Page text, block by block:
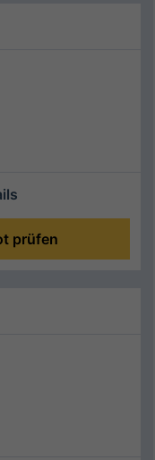
prüfen